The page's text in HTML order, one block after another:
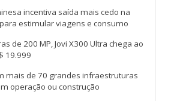
incentiva saída mais cedo na
estimular viagens e consumo
de 200 MP, Jovi X300 Ultra chega ao
19.999
mais de 70 grandes infraestruturas
operação ou construção